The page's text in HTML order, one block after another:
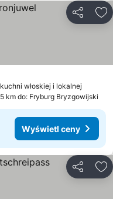
włoskiej i lokalnej
ceny
km do: Fryburg Bryzgowijski
Wyświetl ceny